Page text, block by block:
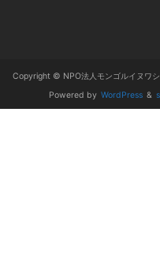
Copyright © NPO法人モンゴルイヌワ
Powered by WordPress &